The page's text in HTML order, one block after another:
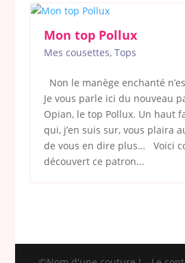
Mon top Pollux
Mes cousettes, Tops
Non le manège enchanté
Je vous parle ici du nouveau
Opian, le top Pollux. Un haut
qui, j’en suis sur, vous plaira
de vous en dire plus… Voici
découvert ce patron...